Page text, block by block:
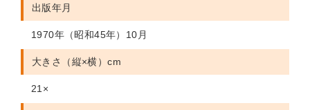
出版年月
1970年（昭和45年）10月
大きさ（縦×横）cm
21×